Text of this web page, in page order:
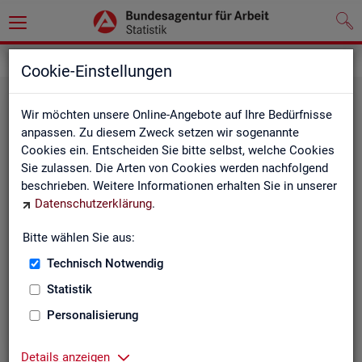
Cookie-Einstellungen
Wir möchten unsere Online-Angebote auf Ihre Bedürfnisse
anpassen. Zu diesem Zweck setzen wir sogenannte
Cookies ein. Entscheiden Sie bitte selbst, welche Cookies
Sie zulassen. Die Arten von Cookies werden nachfolgend
beschrieben. Weitere Informationen erhalten Sie in unserer
Datenschutzerklärung.
Bitte wählen Sie aus:
Technisch Notwendig
Statistik
Personalisierung
Details anzeigen
Der Bericht gibt einen Überblick über die aktuelle
Entwicklung am Arbeits- und Ausbildungsmarkt in